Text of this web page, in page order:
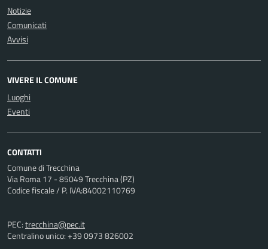
Notizie
Comunicati
Avvisi
VIVERE IL COMUNE
Luoghi
Eventi
CONTATTI
Comune di Trecchina
Via Roma 17 - 85049 Trecchina (PZ)
Codice fiscale / P. IVA:84002110769
PEC:trecchina@pec.it
Centralino unico: +39 0973 826002